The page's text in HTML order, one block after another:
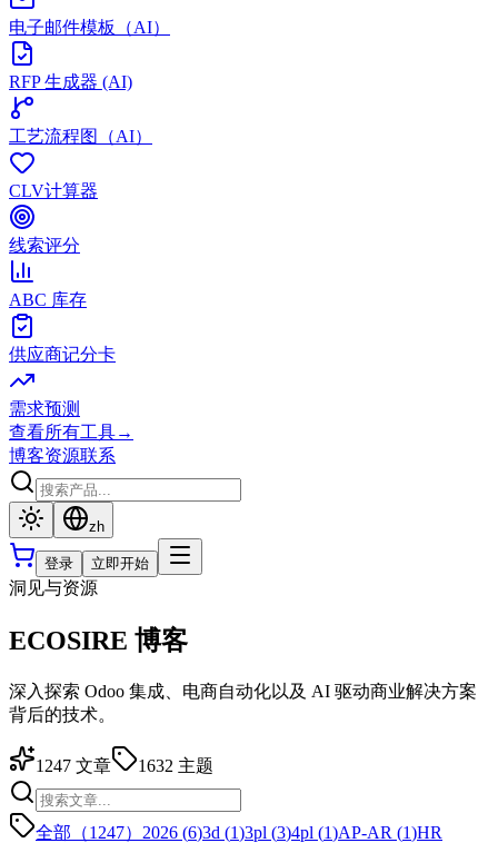
电子邮件模板（AI）
RFP 生成器 (AI)
工艺流程图（AI）
CLV计算器
线索评分
ABC 库存
供应商记分卡
需求预测
查看所有工具→
博客资源联系
zh
登录 立即开始
洞见与资源
ECOSIRE 博客
深入探索 Odoo 集成、电商自动化以及 AI 驱动商业解决方案
背后的技术。
1247 文章 1632 主题
全部（1247） 2026 (6)3d (1)3pl (3)4pl (1)AP-AR (1)HR